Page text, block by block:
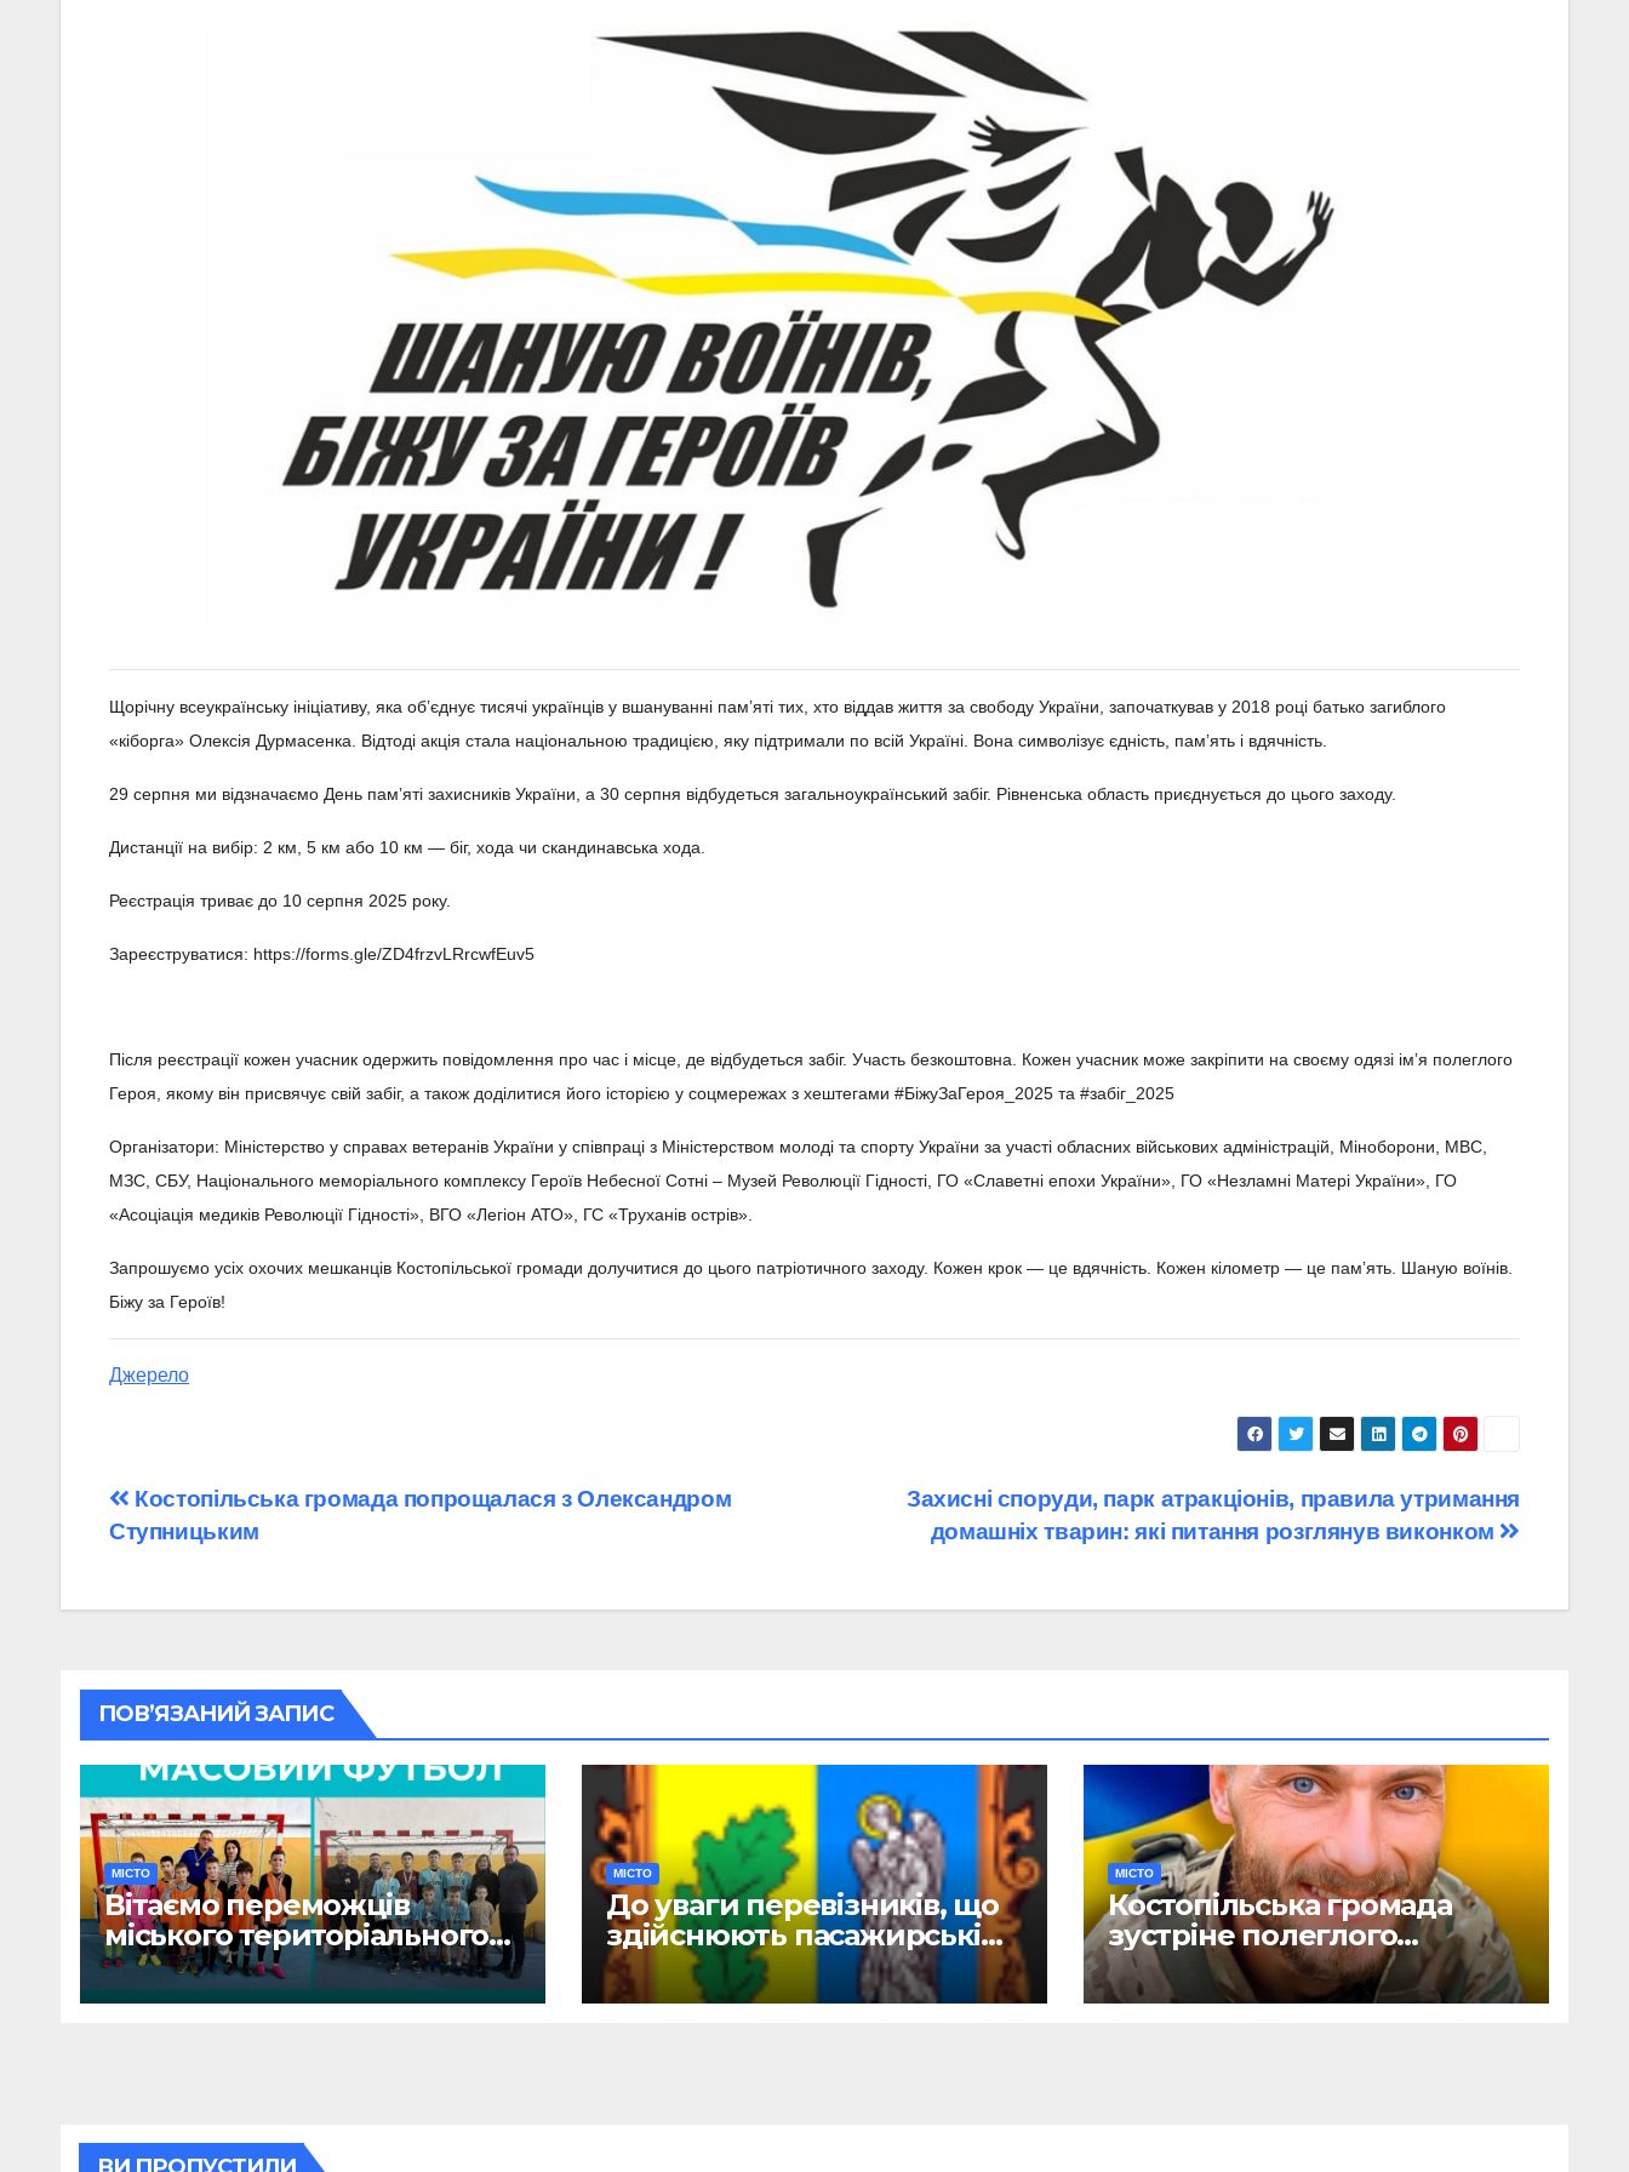
Щорічну всеукраїнську ініціативу, яка обʼєднує тисячі українців у вшануванні памʼяті тих, хто віддав життя за свободу України, започаткував у 2018 році батько загиблого
«кіборга» Олексія Дурмасенка. Відтоді акція стала національною традицією, яку підтримали по всій Україні. Вона символізує єдність, памʼять і вдячність.
29 серпня ми відзначаємо День памʼяті захисників України, а 30 серпня відбудеться загальноукраїнський забіг. Рівненська область приєднується до цього заходу.
Дистанції на вибір: 2 км, 5 км або 10 км — біг, хода чи скандинавська хода.
Реєстрація триває до 10 серпня 2025 року.
Зареєструватися: https://forms.gle/ZD4frzvLRrcwfEuv5
Після реєстрації кожен учасник одержить повідомлення про час і місце, де відбудеться забіг. Участь безкоштовна. Кожен учасник може закріпити на своєму одязі імʼя полеглого
Героя, якому він присвячує свій забіг, а також доділитися його історією у соцмережах з хештегами #БіжуЗаГероя_2025 та #забіг_2025
Організатори: Міністерство у справах ветеранів України у співпраці з Міністерством молоді та спорту України за участі обласних військових адміністрацій, Міноборони, МВС,
МЗС, СБУ, Національного меморіального комплексу Героїв Небесної Сотні – Музей Революції Гідності, ГО «Славетні епохи України», ГО «Незламні Матері України», ГО
«Асоціація медиків Революції Гідності», ВГО «Легіон АТО», ГС «Труханів острів».
Запрошуємо усіх охочих мешканців Костопільської громади долучитися до цього патріотичного заходу. Кожен крок — це вдячність. Кожен кілометр — це памʼять. Шаную воїнів.
Біжу за Героїв!
Джерело
Навігація
записів
Захисні споруди, парк атракціонів, правила утримання
домашніх тварин: які питання розглянув виконком
Костопільська громада попрощалася з Олександром
Ступницьким
ПОВ’ЯЗАНИЙ ЗАПИС
МІСТО
Вітаємо переможців
міського територіального
етапу змагань «Пліч-о-пліч:
Всеукраїнські шкільні ліги»
МІСТО
До уваги перевізників, що
здійснюють пасажирські
перевезення
МІСТО
Костопільська громада
зустріне полеглого
головного сержанта Сергія
Василюка